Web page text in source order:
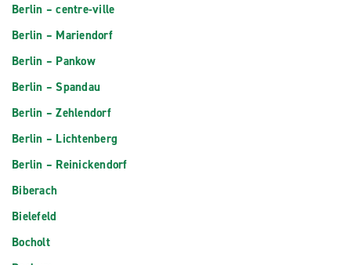
Berlin – centre-ville
Berlin – Mariendorf
Berlin – Pankow
Berlin – Spandau
Berlin – Zehlendorf
Berlin – Lichtenberg
Berlin – Reinickendorf
Biberach
Bielefeld
Bocholt